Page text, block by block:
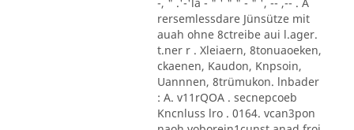
rersemlessdare Jünsütze mit
auah ohne 8ctreibe aui l.ager.
t.ner r . Xleiaern, 8tonuaoeken,
ckaenen, Kaudon, Knpsoin,
Uannnen, 8trümukon. lnbader
: A. v11rQOA . secnepcoeb
Kncnluss lro . 0164. vcan3pon